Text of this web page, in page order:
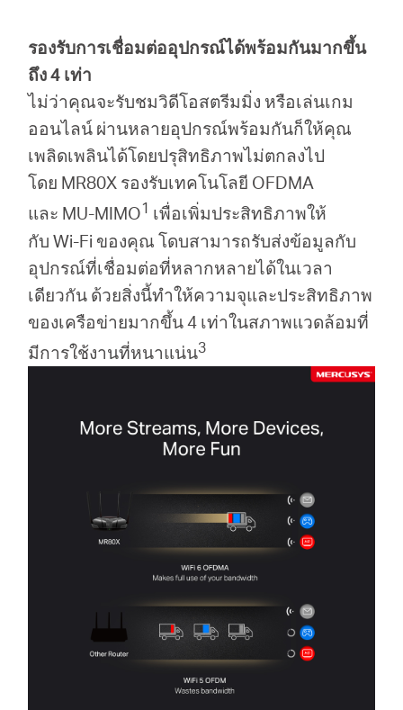
รองรับการเชื่อมต่ออุปกรณ์ได้พร้อมกันมากขึ้น
ถึง 4 เท่า
ไม่ว่าคุณจะรับชมวิดีโอสตรีมมิ่ง หรือเล่นเกม
ออนไลน์ ผ่านหลายอุปกรณ์พร้อมกันก็ให้คุณ
เพลิดเพลินได้โดยปรุสิทธิภาพไม่ตกลงไป
โดย MR80X รองรับเทคโนโลยี OFDMA
และ MU-MIMO1 เพื่อเพิ่มประสิทธิภาพให้
กับ Wi-Fi ของคุณ โดบสามารถรับส่งข้อมูลกับ
อุปกรณ์ที่เชื่อมต่อที่หลากหลายได้ในเวลา
เดียวกัน ด้วยสิ่งนี้ทำให้ความจุและประสิทธิภาพ
ของเครือข่ายมากขึ้น 4 เท่าในสภาพแวดล้อมที่
มีการใช้งานที่หนาแน่น3